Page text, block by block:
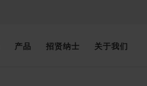
产品 招贤纳士 关于我们